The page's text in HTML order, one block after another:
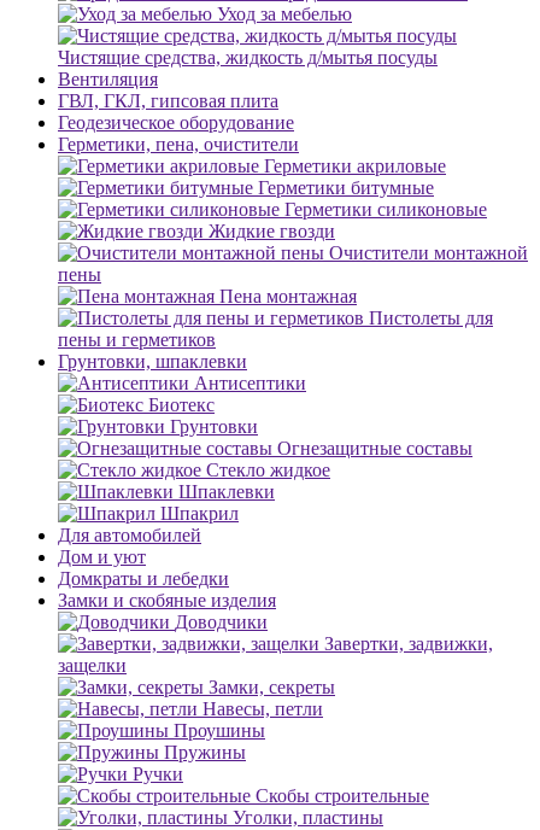
Уход за мебелью
Чистящие средства, жидкость д/мытья посуды
Вентиляция
ГВЛ, ГКЛ, гипсовая плита
Геодезическое оборудование
Герметики, пена, очистители
Герметики акриловые
Герметики битумные
Герметики силиконовые
Жидкие гвозди
Очистители монтажной
пены
Пена монтажная
Пистолеты для
пены и герметиков
Грунтовки, шпаклевки
Антисептики
Биотекс
Грунтовки
Огнезащитные составы
Стекло жидкое
Шпаклевки
Шпакрил
Для автомобилей
Дом и уют
Домкраты и лебедки
Замки и скобяные изделия
Доводчики
Завертки, задвижки,
защелки
Замки, секреты
Навесы, петли
Проушины
Пружины
Ручки
Скобы строительные
Уголки, пластины